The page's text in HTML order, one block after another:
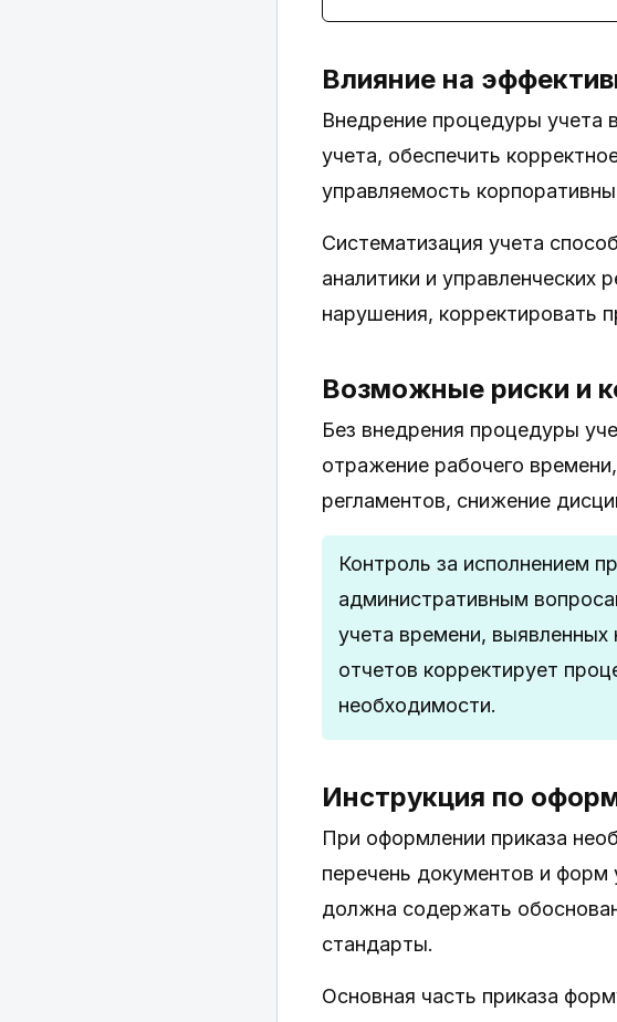
Влияние на
Внедрение процедуры учета
учета, обеспечить
управляемость
Систематизация учета
аналитики и управленческих
нарушения, корректировать
Возможные риски и
Без внедрения процедуры
отражение рабочего
регламентов, снижение
Контроль за исполнением
административным
учета времени,
отчетов корректирует
необходимости.
Инструкция по
При оформлении приказа
перечень документов и форм
должна содержать
стандарты.
Основная часть приказа